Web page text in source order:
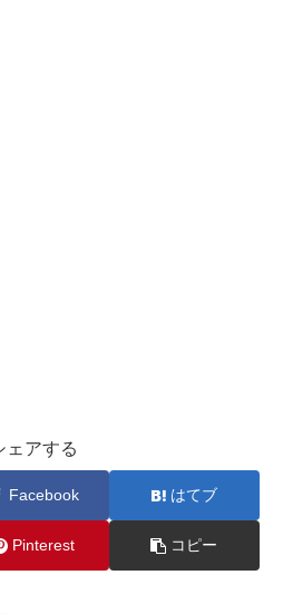
ェアする
Facebook はてブ
Pinterest コピー